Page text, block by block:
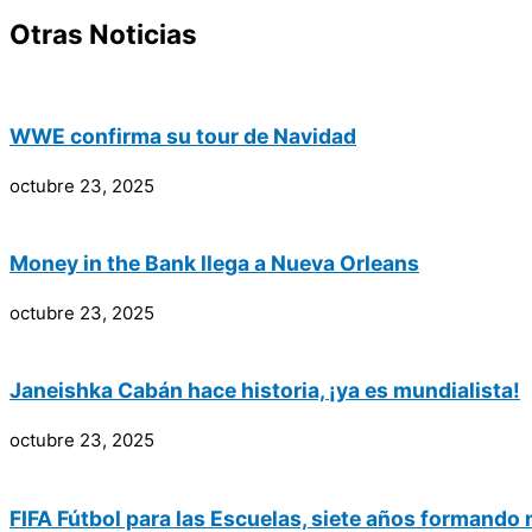
Otras Noticias
WWE confirma su tour de Navidad
octubre 23, 2025
Money in the Bank llega a Nueva Orleans
octubre 23, 2025
Janeishka Cabán hace historia, ¡ya es mundialista!
octubre 23, 2025
FIFA Fútbol para las Escuelas, siete años formando